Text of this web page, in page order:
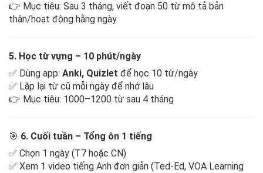
👉 Mục tiêu: Sau 3 tháng, viết đoạn 50 từ mô tả bản
thân/hoạt động hằng ngày
5. Học từ vựng – 10 phút/ngày
✅ Dùng app: Anki, Quizlet để học 10 từ/ngày
✅ Lặp lại từ cũ mỗi ngày để nhớ lâu
👉 Mục tiêu: 1000–1200 từ sau 4 tháng
🎯 6. Cuối tuần – Tổng ôn 1 tiếng
✅ Chọn 1 ngày (T7 hoặc CN)
✅ Xem 1 video tiếng Anh đơn giản (Ted-Ed, VOA Learning